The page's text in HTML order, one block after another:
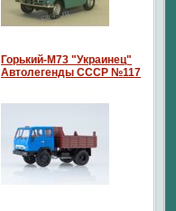
Горький-М73 "Украинец"
Автолегенды СССР №117